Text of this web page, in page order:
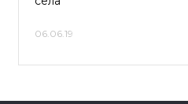
06.06.19